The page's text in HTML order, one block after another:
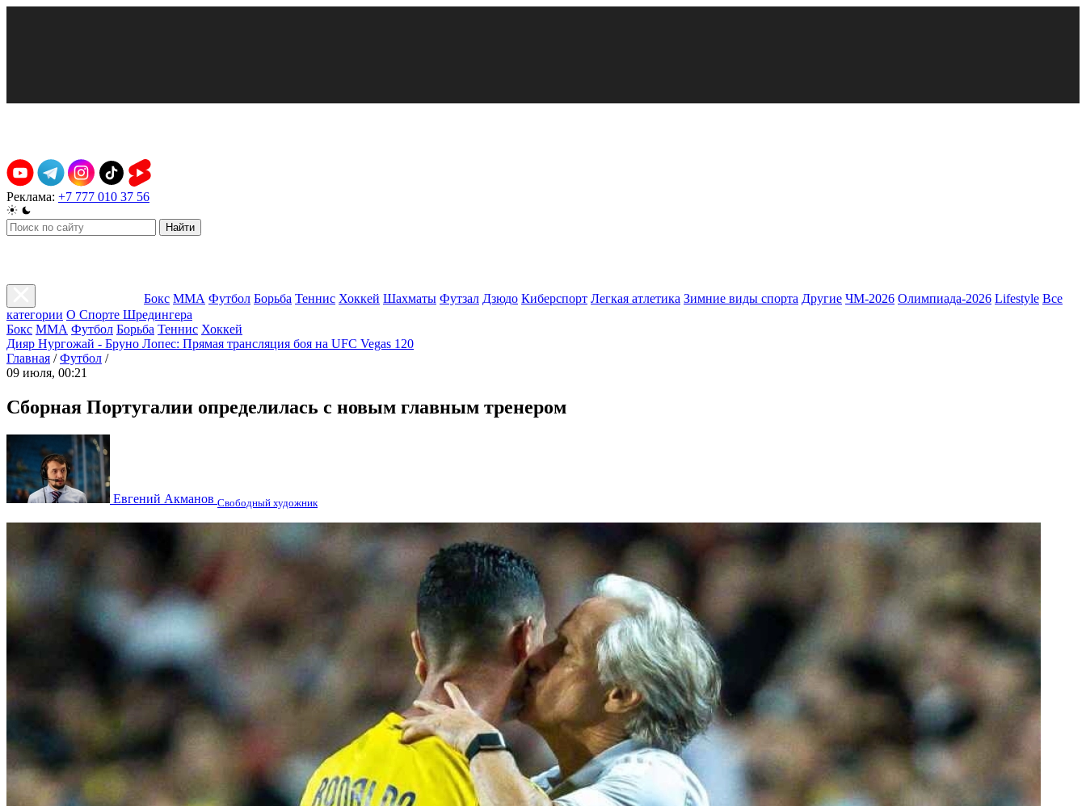
Реклама: +7 777 010 37 56
Найти
Бокс ММА Футбол Борьба Теннис Хоккей Шахматы Футзал Дзюдо Киберспорт Легкая атлетика Зимние виды спорта Другие ЧМ-2026 Олимпиада-2026 Lifestyle Все
категории О Спорте Шредингера
Бокс ММА Футбол Борьба Теннис Хоккей
Дияр Нургожай - Бруно Лопес: Прямая трансляция боя на UFC Vegas 120
Главная / Футбол /
09 июля, 00:21
Сборная Португалии определилась с новым главным тренером
Евгений Акманов Свободный художник